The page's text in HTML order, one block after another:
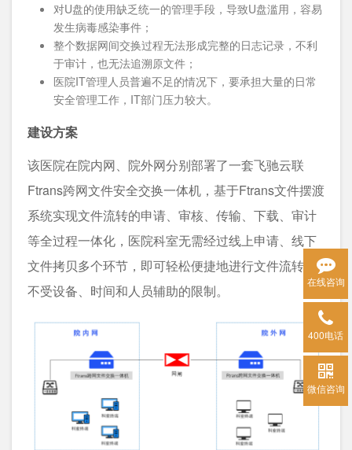
对U盘的使用缺乏统一的管理手段，导致U盘滥用，容易
发生病毒感染事件；
整个数据网间交换过程无法形成完整的日志记录，不利
于审计，也无法追溯原文件；
医院IT管理人员普遍不足的情况下，要承担大量的日常
安全管理工作，IT部门压力较大。
建设方案
该医院在院内网、院外网分别部署了一套飞驰云联
Ftrans跨网文件安全交换一体机，基于Ftrans文件摆渡
系统实现文件流转的申请、审核、传输、下载、审计
等全过程一体化，医院科室无需经过线上申请、线下
文件拷贝多个环节，即可轻松便捷地进行文件流转，
不受设备、时间和人员辅助的限制。
在线咨询
400电话
微信咨询